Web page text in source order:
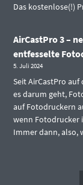
Das kostenlose(!)
AirCastPro 3 –
entfesselte
5. Juli 2024
Seit AirCastPro
es darum geht,
auf Fotodruckern
wenn Fotodrucker
Immer dann, also,